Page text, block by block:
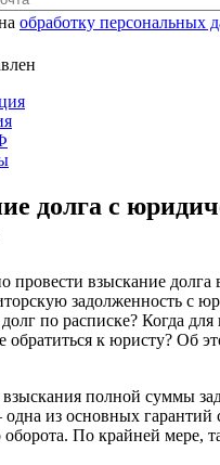
обработку персональных
долга с
провести взыскание долга
задолженность с
по расписке? Когда
обратиться к юристу? Об
полной суммы
одна из основных гарантий
оборота. По крайней мере,